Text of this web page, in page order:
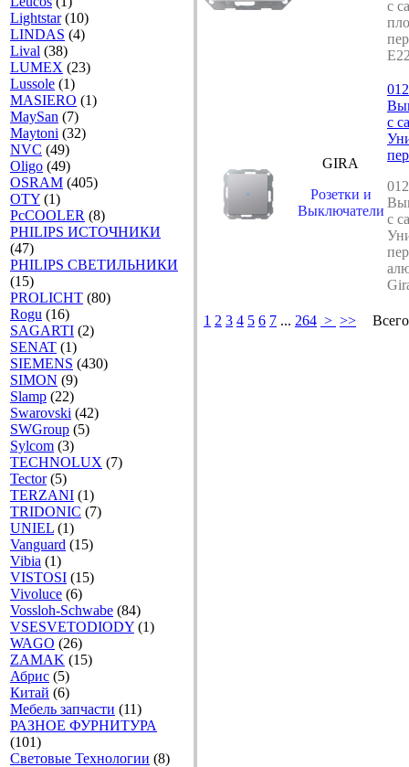
Lightstar(10)
LINDAS (4)
Lival (38)
LUMEX (23)
Lussole (1)
MASIERO (1)
MaySan (7)
Maytoni (32)
NVC (49)
Oligo (49)
OSRAM (405)
OTY (1)
PcCOOLER (8)
PHILIPS ИСТОЧНИКИ
(47)
PHILIPS СВЕТИЛЬНИКИ
(15)
PROLICHT (80)
Rogu (16)
SAGARTI (2)
SENAT (1)
SIEMENS (430)
SIMON (9)
Slamp (22)
Swarovski (42)
SWGroup (5)
Sylcom (3)
TECHNOLUX (7)
Tector(5)
TERZANI (1)
TRIDONIC (7)
UNIEL (1)
Vanguard (15)
Vibia (1)
VISTOSI (15)
Vivoluce (6)
Vossloh-Schwabe (84)
VSESVETODIODY (1)
WAGO (26)
ZAMAK (15)
Абрис (5)
Китай (6)
Мебель запчасти (11)
РАЗНОЕ ФУРНИТУРА
(101)
Световые Технологии (8)
с
GIRA
Розетки и
Выключатели
с
с
1 2 3 4 5 6 7 ... 264 > >>